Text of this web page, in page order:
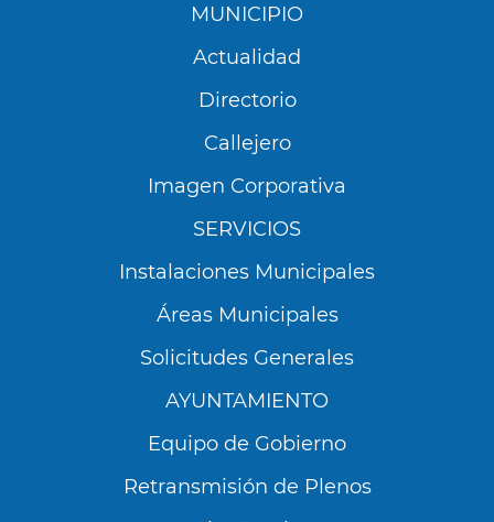
MUNICIPIO
Actualidad
Directorio
Callejero
Imagen Corporativa
SERVICIOS
Instalaciones Municipales
Áreas Municipales
Solicitudes Generales
AYUNTAMIENTO
Equipo de Gobierno
Retransmisión de Plenos